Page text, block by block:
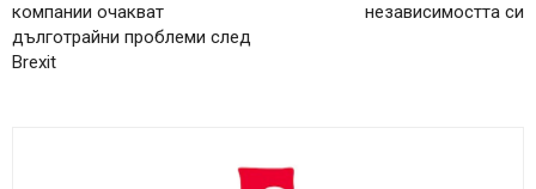
компании очакват
дълготрайни проблеми след
Brexit
независимостта си